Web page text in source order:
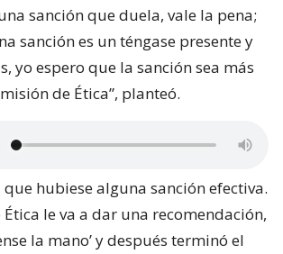
sanción que duela, vale la pena;
sanción es un téngase presente y
yo espero que la sanción sea más
de Ética”, planteó.
que hubiese alguna sanción efectiva.
le va a dar una recomendación,
la mano’ y después terminó el